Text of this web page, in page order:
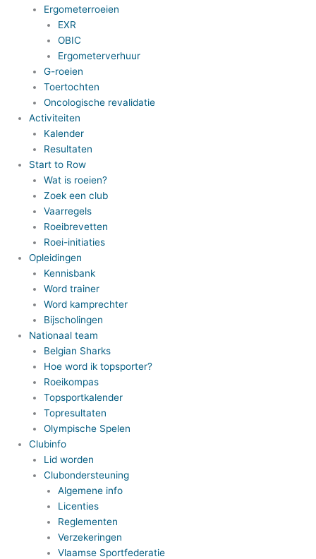
Ergometerroeien
EXR
OBIC
Ergometerverhuur
G-roeien
Toertochten
Oncologische revalidatie
Activiteiten
Kalender
Resultaten
Start to Row
Wat is roeien?
Zoek een club
Vaarregels
Roeibrevetten
Roei-initiaties
Opleidingen
Kennisbank
Word trainer
Word kamprechter
Bijscholingen
Nationaal team
Belgian Sharks
Hoe word ik topsporter?
Roeikompas
Topsportkalender
Topresultaten
Olympische Spelen
Clubinfo
Lid worden
Clubondersteuning
Algemene info
Licenties
Reglementen
Verzekeringen
Vlaamse Sportfederatie